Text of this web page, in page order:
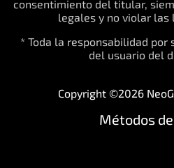
consentimiento del titular,
legales y no violar las
* Toda la responsabilidad por
del usuario del
Copyright ©2026
Métodos